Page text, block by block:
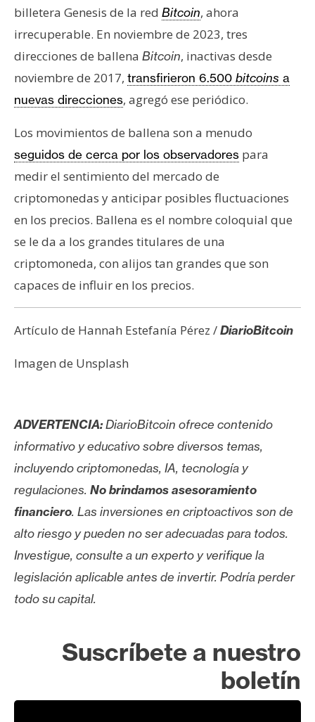
billetera Genesis de la red Bitcoin, ahora
irrecuperable. En noviembre de 2023, tres
direcciones de ballena Bitcoin, inactivas desde
noviembre de 2017, transfirieron 6.500 bitcoins a
nuevas direcciones, agregó ese periódico.
Los movimientos de ballena son a menudo
seguidos de cerca por los observadores para
medir el sentimiento del mercado de
criptomonedas y anticipar posibles fluctuaciones
en los precios. Ballena es el nombre coloquial que
se le da a los grandes titulares de una
criptomoneda, con alijos tan grandes que son
capaces de influir en los precios.
Artículo de Hannah Estefanía Pérez /DiarioBitcoin
Imagen de Unsplash
ADVERTENCIA:DiarioBitcoin ofrece contenido
informativo y educativo sobre diversos temas,
incluyendo criptomonedas, IA, tecnología y
regulaciones. No brindamos asesoramiento
financiero. Las inversiones en criptoactivos son de
alto riesgo y pueden no ser adecuadas para todos.
Investigue, consulte a un experto y verifique la
legislación aplicable antes de invertir. Podría perder
todo su capital.
Suscríbete a nuestro
boletín